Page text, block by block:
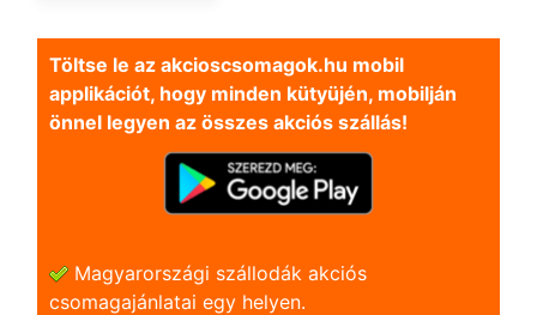
Töltse le az akcioscsomagok.hu mobil
applikációt, hogy minden kütyüjén, mobilján
önnel legyen az összes akciós szállás!
Magyarországi szállodák akciós
csomagajánlatai egy helyen.